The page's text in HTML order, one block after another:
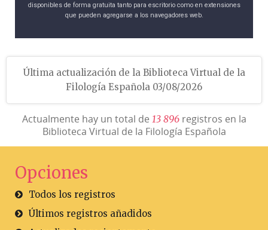
disponibles de forma gratuita tanto para escritorio como en extensiones
que pueden agregarse a los navegadores web.
Última actualización de la Biblioteca Virtual de la
Filología Española 03/08/2026
Actualmente hay un total de 13 896registros en la
Biblioteca Virtual de la Filología Española
Opciones
Todos los registros
Últimos registros añadidos